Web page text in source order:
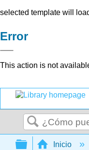
selected template will
Error
This action is not
Buscar
Expandir/
Inicio